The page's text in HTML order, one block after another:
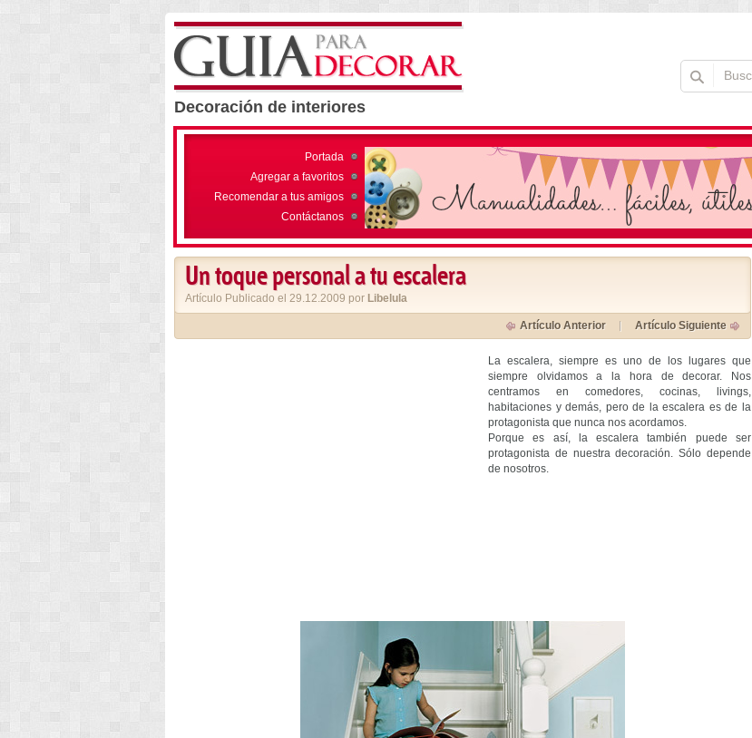
Decoración de interiores
Portada
Agregar a favoritos
Recomendar a tus amigos
Contáctanos
Un toque personal a tu escalera
Artículo Publicado el 29.12.2009 por Libelula
Artículo Anterior Artículo Siguiente
La escalera, siempre es uno de los lugares que
siempre olvidamos a la hora de decorar. Nos
centramos en comedores, cocinas, livings,
habitaciones y demás, pero de la escalera es de la
protagonista que nunca nos acordamos.
Porque es así, la escalera también puede ser
protagonista de nuestra decoración. Sólo depende
de nosotros.